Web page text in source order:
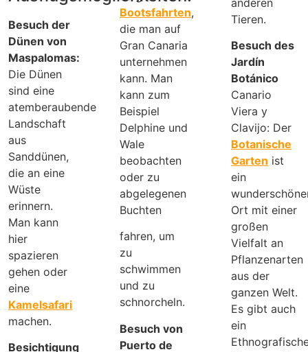
Besuch der
Dünen von
Maspalomas:
Die Dünen
sind eine
atemberaubende
Landschaft
aus
Sanddünen,
die an eine
Wüste
erinnern.
Man kann
hier
spazieren
gehen oder
eine
Kamelsafari
machen.
Besichtigung
Bootsfahrten,
die man auf
Gran Canaria
unternehmen
kann. Man
kann zum
Beispiel
Delphine und
Wale
beobachten
oder zu
abgelegenen
Buchten
fahren, um
zu
schwimmen
und zu
schnorcheln.
Besuch von
Puerto de
Tieren.
Besuch des
Jardín
Botánico
Canario
Viera y
Clavijo: Der
Botanische
Garten ist
ein
Ort mit einer
großen
Vielfalt an
Pflanzenarten
aus der
ganzen Welt.
Es gibt auch
ein